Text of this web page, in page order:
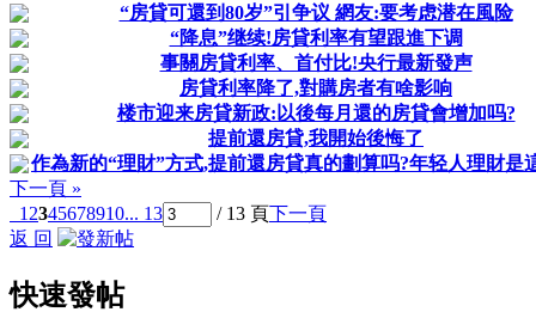
“房貸可還到80岁”引争议 網友:要考虑潜在風险
“降息”继续!房貸利率有望跟進下调
事關房貸利率、首付比!央行最新發声
房貸利率降了,對購房者有啥影响
楼市迎来房貸新政:以後每月還的房貸會增加吗?
提前還房貸,我開始後悔了
作為新的“理財”方式,提前還房貸真的劃算吗?年轻人理財是
下一頁 »
1 2345678910... 13 / 13 頁下一頁
返 回
快速發帖